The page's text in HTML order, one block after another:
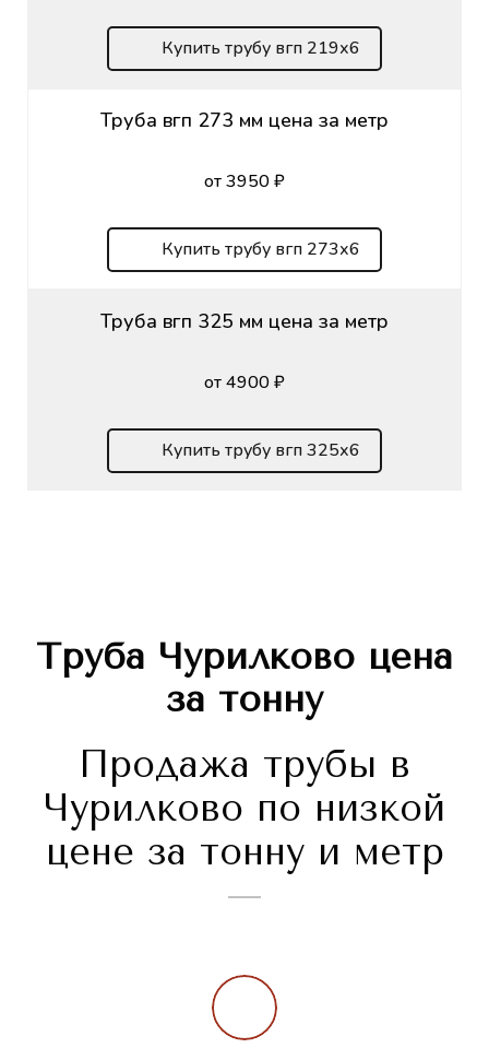
Купить трубу вгп 219х6
Труба вгп 273 мм цена за метр
от 3950 ₽
Купить трубу вгп 273х6
Труба вгп 325 мм цена за метр
от 4900 ₽
Купить трубу вгп 325х6
Труба Чурилково цена
за тонну
Продажа трубы в
Чурилково по низкой
цене за тонну и метр